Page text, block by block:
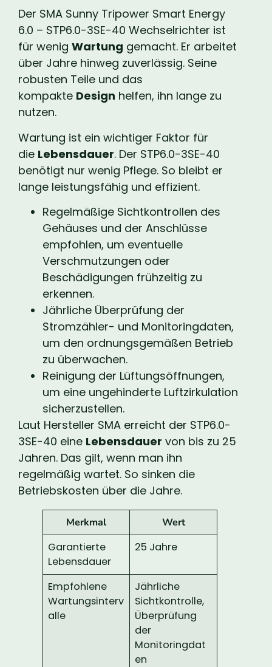
Der SMA Sunny Tripower Smart Energy
6.0 – STP6.0-3SE-40 Wechselrichter ist
für wenig Wartung gemacht. Er arbeitet
über Jahre hinweg zuverlässig. Seine
robusten Teile und das
kompakte Design helfen, ihn lange zu
nutzen.
Wartung ist ein wichtiger Faktor für
die Lebensdauer. Der STP6.0-3SE-40
benötigt nur wenig Pflege. So bleibt er
lange leistungsfähig und effizient.
Regelmäßige Sichtkontrollen des
Gehäuses und der Anschlüsse
empfohlen, um eventuelle
Verschmutzungen oder
Beschädigungen frühzeitig zu
erkennen.
Jährliche Überprüfung der
Stromzähler- und Monitoringdaten,
um den ordnungsgemäßen Betrieb
zu überwachen.
Reinigung der Lüftungsöffnungen,
um eine ungehinderte Luftzirkulation
sicherzustellen.
Laut Hersteller SMA erreicht der STP6.0-
3SE-40 eine Lebensdauer von bis zu 25
Jahren. Das gilt, wenn man ihn
regelmäßig wartet. So sinken die
Betriebskosten über die Jahre.
Merkmal Wert
Garantierte
Lebensdauer
25 Jahre
Empfohlene
Wartungsinterv
alle
Jährliche
Sichtkontrolle,
Überprüfung
der
Monitoringdat
en